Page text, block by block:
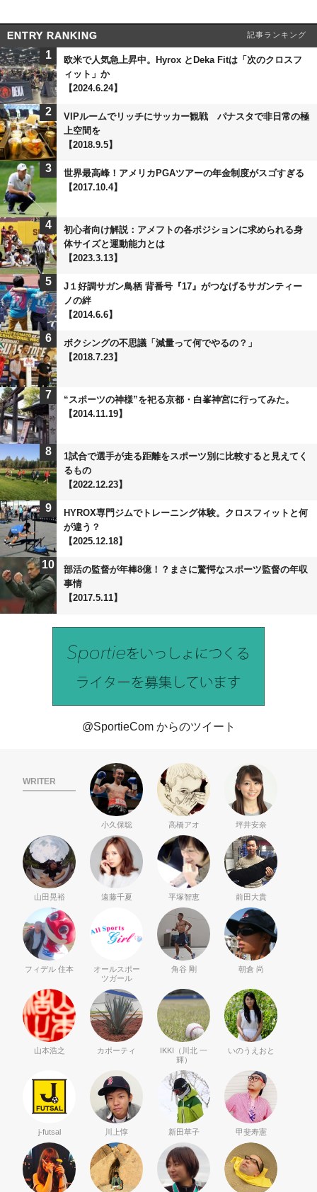
ENTRY RANKING 記事ランキング
1
欧米で人気急上昇中。Hyrox とDeka Fitは「次のクロスフ
ィット」か
【2024.6.24】
2
VIPルームでリッチにサッカー観戦 パナスタで非日常の極
上空間を
【2018.9.5】
3
世界最高峰！アメリカPGAツアーの年金制度がスゴすぎる
【2017.10.4】
4
初心者向け解説：アメフトの各ポジションに求められる身
体サイズと運動能力とは
【2023.3.13】
5
J１好調サガン鳥栖 背番号『17』がつなげるサガンティー
ノの絆
【2014.6.6】
6
ボクシングの不思議「減量って何でやるの？」
【2018.7.23】
7
“スポーツの神様”を祀る京都・白峯神宮に行ってみた。
【2014.11.19】
8
1試合で選手が走る距離をスポーツ別に比較すると見えてく
るもの
【2022.12.23】
9
HYROX専門ジムでトレーニング体験。クロスフィットと何
が違う？
【2025.12.18】
10
部活の監督が年棒8億！？まさに驚愕なスポーツ監督の年収
事情
【2017.5.11】
@SportieCom からのツイート
WRITER
小久保聡 高橋アオ 坪井安奈
山田晃裕 遠藤千夏 平塚智恵 前田大貴
フィデル 住本
オールスポー
ツガール
角谷 剛 朝倉 尚
山本浩之 カポーティ
IKKI（川北 一
輝）
いのうえおと
j-futsal 川上惇 新田草子 甲斐寿憲